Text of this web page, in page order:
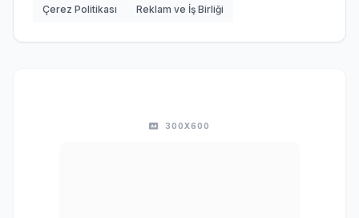
Çerez Politikası Reklam ve İş Birliği
300X600